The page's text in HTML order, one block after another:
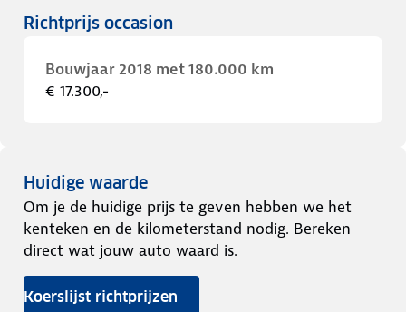
Richtprijs occasion
Bouwjaar 2018 met 180.000 km
€ 17.300,-
Huidige waarde
Om je de huidige prijs te geven hebben we het
kenteken en de kilometerstand nodig. Bereken
direct wat jouw auto waard is.
Koerslijst richtprijzen